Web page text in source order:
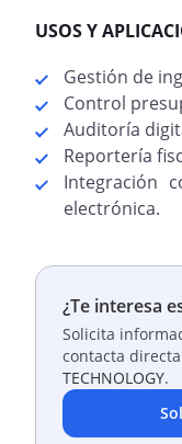
USOS Y
Gestión de
Control
Auditoría
Reportería
Integración
electrónica.
¿Te interesa
Solicita
contacta
TECHNOLOGY.